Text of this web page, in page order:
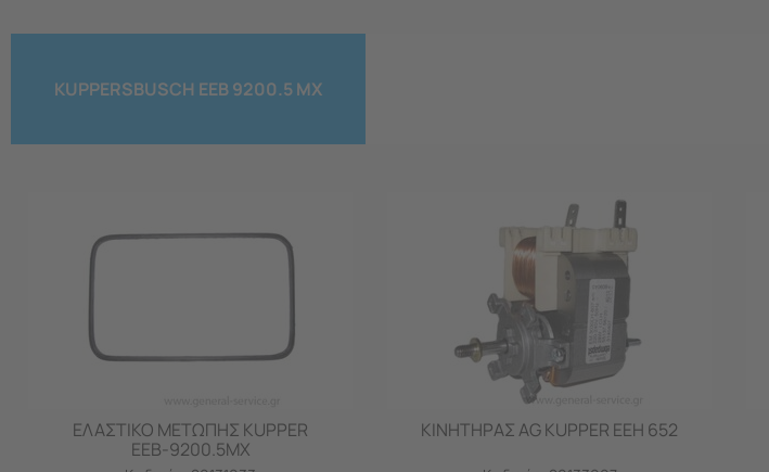
KUPPERSBUSCH EEB 9200.5 MX
ΕΛΑΣΤΙΚΟ ΜΕΤΩΠΗΣ KUPPER
ΕΕΒ-9200.5ΜΧ
ΚΙΝΗΤΗΡΑΣ AG KUPPER EEH 652